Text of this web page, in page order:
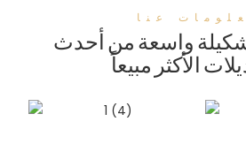
عنا
تشكيلة واسعة من أحدث
الأكثر مبيعاً